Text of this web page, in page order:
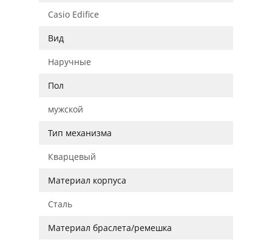
Casio Edifice
Вид
Наручные
Пол
мужской
Тип механизма
Кварцевый
Материал корпуса
Сталь
Материал браслета/ремешка